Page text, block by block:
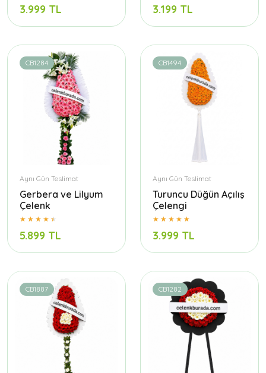
3.999 TL 3.199 TL
CB1284
Aynı Gün Teslimat
Gerbera ve Lilyum
Çelenk
5.899 TL
CB1494
Aynı Gün Teslimat
Turuncu Düğün Açılış
Çelengi
3.999 TL
CB1887 CB1282